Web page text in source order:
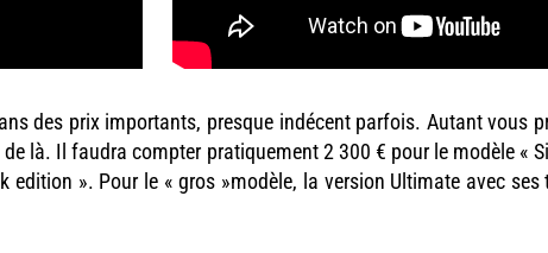
des prix importants, presque indécent parfois. Autant vous
là. Il faudra compter pratiquement 2 300 € pour le modèle «
edition ». Pour le « gros »modèle, la version Ultimate avec ses